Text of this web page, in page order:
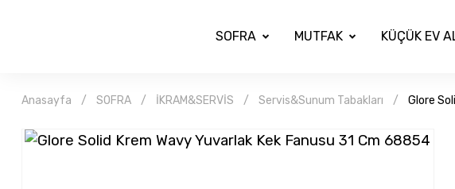
SOFRA MUTFAK KÜÇÜK EV
Anasayfa SOFRA İKRAM&SERVİS Servis&Sunum Tabakları Glore